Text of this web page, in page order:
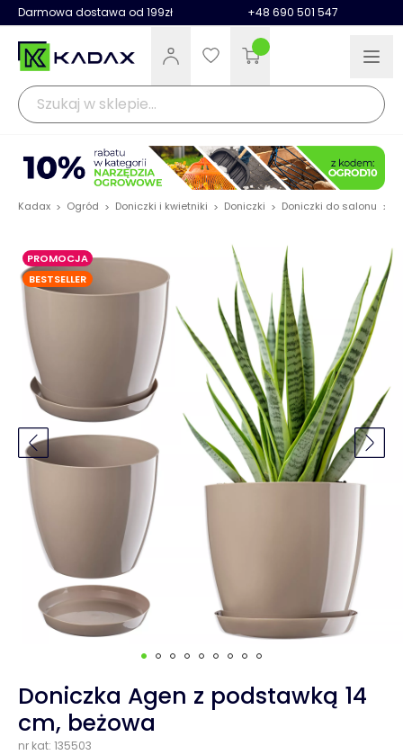
Darmowa dostawa od 199zł +48 690 501 547
Kadax > Ogród > Doniczki i kwietniki > Doniczki > Doniczki do salonu >
PROMOCJA
BESTSELLER
Doniczka Agen z podstawką 14
cm, beżowa
nr kat: 135503